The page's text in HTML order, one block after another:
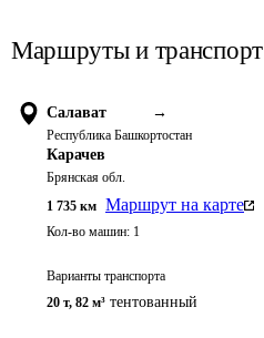
Маршруты и транспорт
Салават →
Республика Башкортостан
Карачев
Брянская обл.
1 735 км Маршрут на карте
Кол-во машин: 1
Варианты транспорта
20 т, 82 м³ тентованный